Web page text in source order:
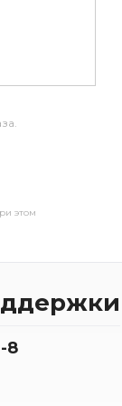
этом
8